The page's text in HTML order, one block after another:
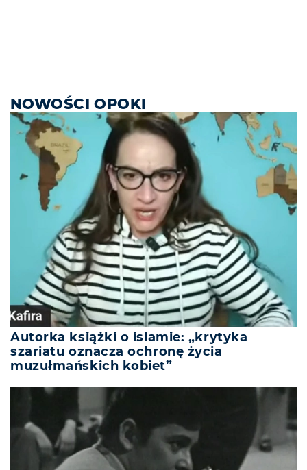
NOWOŚCI OPOKI
Autorka książki o islamie: „krytyka
szariatu oznacza ochronę życia
muzułmańskich kobiet”